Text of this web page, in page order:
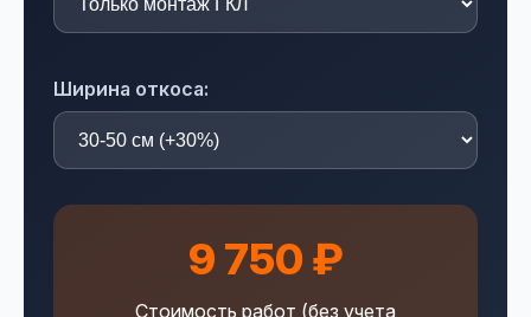
Ширина откоса:
9 750 ₽
Стоимость работ (без учета